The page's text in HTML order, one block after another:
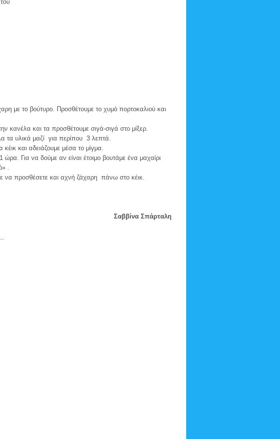
με το βούτυρο. Προσθέτουμε το χυμό πορτοκαλιού και
κανέλα και τα προσθέτουμε σιγά-σιγά στο μίξερ.
τα υλικά μαζί για περίπου 3 λεπτά.
και αδειάζουμε μέσα το μίγμα.
Για να δούμε αν είναι έτοιμο βουτάμε ένα μαχαίρι
.
να προσθέσετε και αχνή ζάχαρη πάνω στο κέικ.
Σαββίνα Σπάρταλη